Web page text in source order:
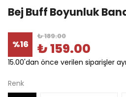
Bej Buff Boyunluk
%16
₺ 189.00
₺ 159.00
15.00'dan önce verilen siparişler
Renk